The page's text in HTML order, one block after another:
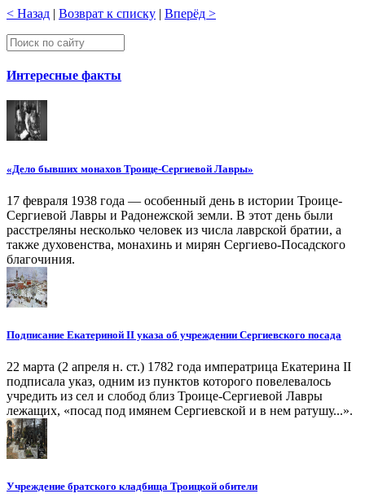
< Назад | Возврат к списку | Вперёд >
Интересные факты
«Дело бывших монахов Троице-Сергиевой Лавры»
17 февраля 1938 года — особенный день в истории Троице-
Сергиевой Лавры и Радонежской земли. В этот день были
расстреляны несколько человек из числа лаврской братии, а
также духовенства, монахинь и мирян Сергиево-Посадского
благочиния.
Подписание Екатериной II указа об учреждении Сергиевского посада
22 марта (2 апреля н. ст.) 1782 года императрица Екатерина II
подписала указ, одним из пунктов которого повелевалось
учредить из сел и слобод близ Троице-Сергиевой Лавры
лежащих, «посад под имянем Сергиевской и в нем ратушу...».
Учреждение братского кладбища Троицкой обители